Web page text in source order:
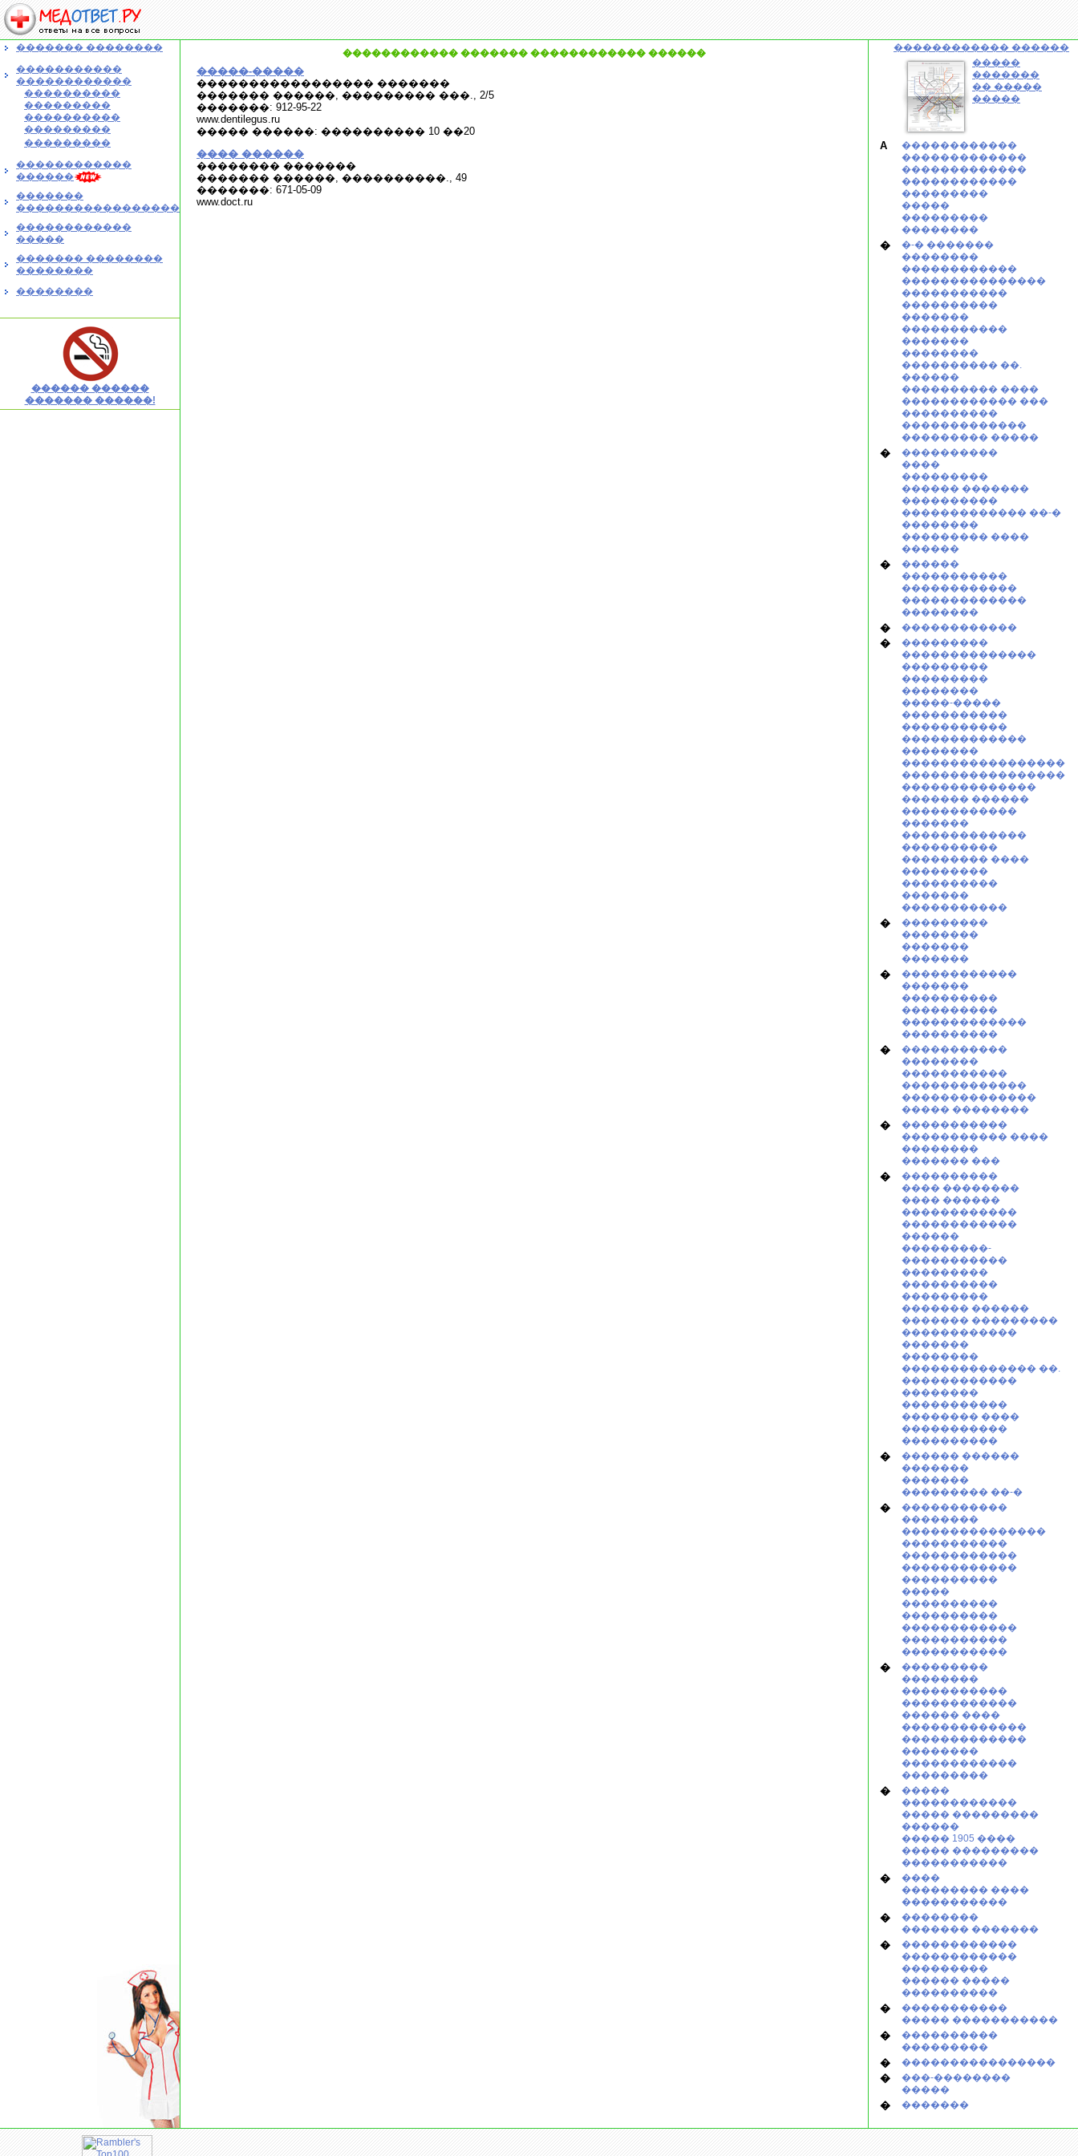
������� ��������
�����������
������������
����������
���������
����������
���������
���������
������������
������
�������
�����������������
������������
�����
������� ��������
��������
��������
������ ������
������� ������!
������������ ������� ������������ ������
�����-�����
����������������� �������
������� ������, ��������� ���., 2/5
�������: 912-95-22
www.dentilegus.ru
����� ������: ���������� 10 ��20
���� ������
�������� �������
������� ������, ����������., 49
�������: 671-05-09
www.doct.ru
������������ ������
�����
�������
�� �����
�����
A
������������
�������������
�������������
������������
���������
�����
���������
��������
�
�-� �������
��������
������������
���������������
�����������
����������
�������
�����������
�������
��������
���������� ��.
������
���������� ����
������������ ���
����������
�������������
��������� �����
�
����������
����
���������
������ �������
����������
������������� ��-�
��������
��������� ����
������
�
������
�����������
������������
�������������
��������
� ������������
�
���������
��������������
���������
���������
��������
�����-�����
�����������
�����������
�������������
��������
�����������������
�����������������
��������������
������� ������
������������
�������
�������������
����������
��������� ����
���������
����������
�������
�����������
�
���������
��������
�������
�������
�
������������
�������
����������
����������
�������������
����������
�
�����������
��������
�����������
�������������
��������������
����� ��������
�
�����������
����������� ����
��������
������� ���
�
����������
���� ��������
���� ������
������������
������������
������
���������-
�����������
���������
����������
���������
������� ������
������� ���������
������������
�������
��������
�������������� ��.
������������
��������
�����������
�������� ����
�����������
����������
�
������ ������
�������
�������
��������� ��-�
�
�����������
��������
���������������
�����������
������������
������������
����������
�����
����������
����������
������������
�����������
�����������
�
���������
��������
�����������
������������
������ ����
�������������
�������������
��������
������������
���������
�
�����
������������
����� ���������
������
����� 1905 ����
����� ���������
�����������
�
����
��������� ����
�����������
�
��������
������� �������
�
������������
������������
���������
������ �����
����������
�
�����������
����� �����������
�
����������
���������
� ����������������
�
���-��������
�����
� �������